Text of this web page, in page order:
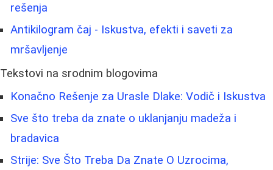
rešenja
Antikilogram čaj - Iskustva, efekti i saveti za
mršavljenje
Tekstovi na srodnim blogovima
Konačno Rešenje za Urasle Dlake: Vodič i Iskustva
Sve što treba da znate o uklanjanju madeža i
bradavica
Strije: Sve Što Treba Da Znate O Uzrocima,